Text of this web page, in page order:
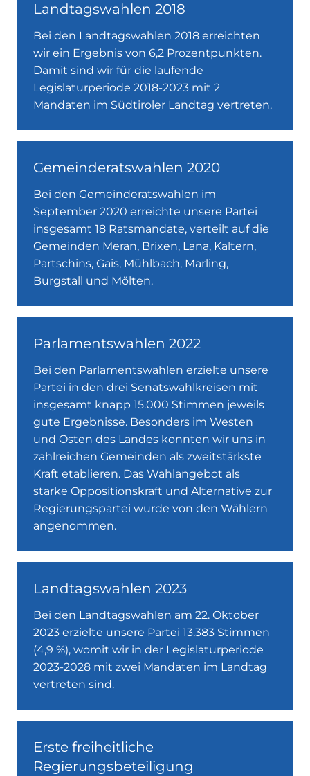
Landtagswahlen 2018
Bei den Landtagswahlen 2018 erreichten
wir ein Ergebnis von 6,2 Prozentpunkten.
Damit sind wir für die laufende
Legislaturperiode 2018-2023 mit 2
Mandaten im Südtiroler Landtag vertreten.
Gemeinderatswahlen 2020
Bei den Gemeinderatswahlen im
September 2020 erreichte unsere Partei
insgesamt 18 Ratsmandate, verteilt auf die
Gemeinden Meran, Brixen, Lana, Kaltern,
Partschins, Gais, Mühlbach, Marling,
Burgstall und Mölten.
Parlamentswahlen 2022
Bei den Parlamentswahlen erzielte unsere
Partei in den drei Senatswahlkreisen mit
insgesamt knapp 15.000 Stimmen jeweils
gute Ergebnisse. Besonders im Westen
und Osten des Landes konnten wir uns in
zahlreichen Gemeinden als zweitstärkste
Kraft etablieren. Das Wahlangebot als
starke Oppositionskraft und Alternative zur
Regierungspartei wurde von den Wählern
angenommen.
Landtagswahlen 2023
Bei den Landtagswahlen am 22. Oktober
2023 erzielte unsere Partei 13.383 Stimmen
(4,9 %), womit wir in der Legislaturperiode
2023-2028 mit zwei Mandaten im Landtag
vertreten sind.
Erste freiheitliche
Regierungsbeteiligung